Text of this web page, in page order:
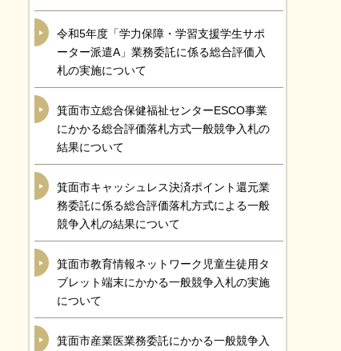
令和5年度「学力保障・学習支援学生サポ
ーター派遣A」業務委託に係る総合評価入
札の実施について
箕面市立総合保健福祉センターESCO事業
にかかる総合評価落札方式一般競争入札の
結果について
箕面市キャッシュレス決済ポイント還元業
務委託に係る総合評価落札方式による一般
競争入札の結果について
箕面市教育情報ネットワーク児童生徒用タ
ブレット端末にかかる一般競争入札の実施
について
箕面市産業医業務委託にかかる一般競争入